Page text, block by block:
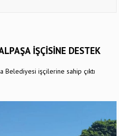
İŞÇİSİNE DESTEK
Belediyesi işçilerine sahip çıktı